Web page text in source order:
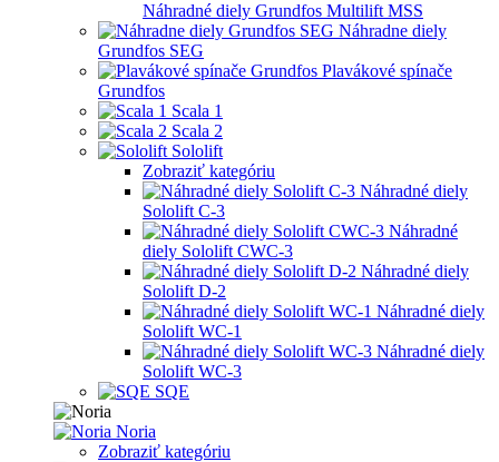
Náhradné diely Grundfos Multilift MSS
Náhradne diely
Grundfos SEG
Plavákové spínače
Grundfos
Scala 1
Scala 2
Sololift
Zobraziť kategóriu
Náhradné diely
Sololift C-3
Náhradné
diely Sololift CWC-3
Náhradné diely
Sololift D-2
Náhradné diely
Sololift WC-1
Náhradné diely
Sololift WC-3
SQE
Noria
Zobraziť kategóriu